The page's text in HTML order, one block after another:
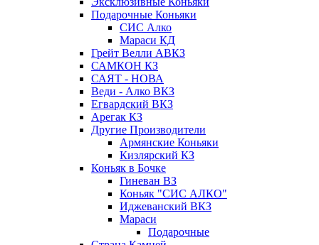
Подарочные Коньяки
СИС Алко
Мараси КД
Грейт Велли АВКЗ
САМКОН КЗ
САЯТ - НОВА
Веди - Алко ВКЗ
Егвардский ВКЗ
Арегак КЗ
Другие Производители
Армянские Коньяки
Кизлярский КЗ
Коньяк в Бочке
Гиневан ВЗ
Коньяк "СИС АЛКО"
Иджеванский ВКЗ
Мараси
Подарочные